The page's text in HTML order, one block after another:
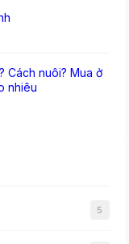
Cách nuôi? Mua ở
nhiêu
5